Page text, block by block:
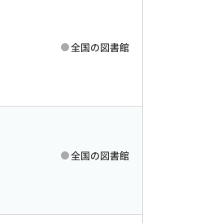
全国の図書館
全国の図書館